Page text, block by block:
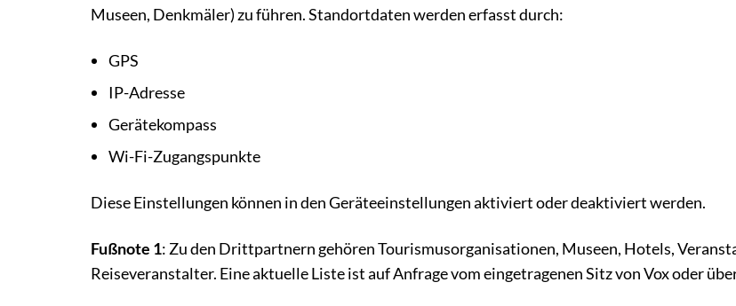
Museen, Denkmäler) zu führen. Standortdaten werden erfasst durch:
GPS
IP-Adresse
Gerätekompass
Wi-Fi-Zugangspunkte
Diese Einstellungen können in den Geräteeinstellungen aktiviert oder deaktiviert werden.
Fußnote 1: Zu den Drittpartnern gehören Tourismusorganisationen, Museen, Hotels,
Reiseveranstalter. Eine aktuelle Liste ist auf Anfrage vom eingetragenen Sitz von Vox oder